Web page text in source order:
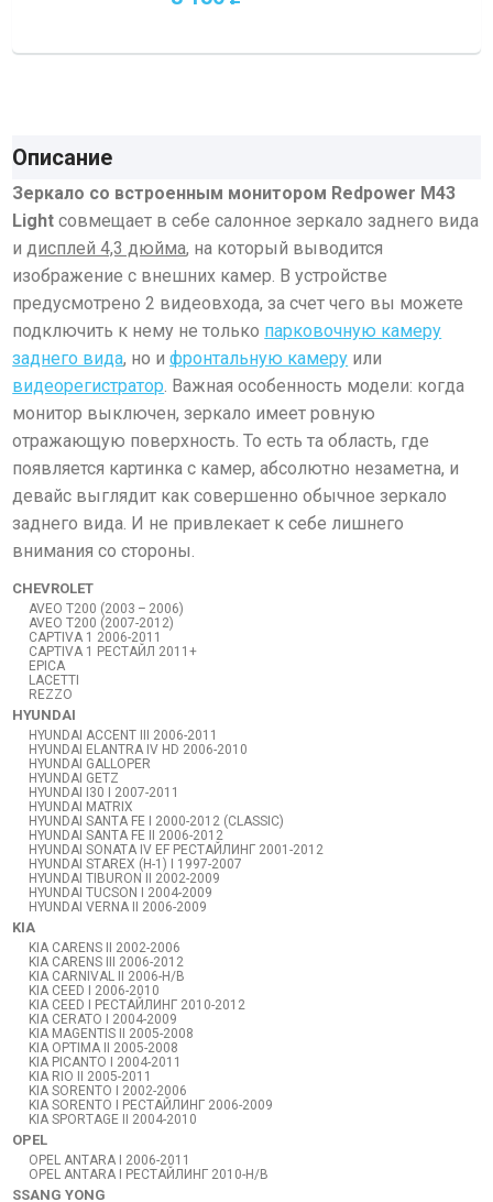
Описание
Зеркало со встроенным монитором Redpower M43
Light совмещает в себе салонное зеркало заднего вида
идисплей 4,3 дюйма, на который выводится
изображение с внешних камер. В устройстве
предусмотрено 2 видеовхода, за счет чего вы можете
подключить к нему не только парковочную камеру
заднего вида, но ифронтальную камеру или
видеорегистратор. Важная особенность модели: когда
монитор выключен, зеркало имеет ровную
отражающую поверхность. То есть та область, где
появляется картинка с камер, абсолютно незаметна, и
девайс выглядит как совершенно обычное зеркало
заднего вида. И не привлекает к себе лишнего
внимания со стороны.
CHEVROLET
AVEO T200 (2003 – 2006)
AVEO T200 (2007-2012)
CAPTIVA 1 2006-2011
CAPTIVA 1 РЕСТАЙЛ 2011+
EPICA
LACETTI
REZZO
HYUNDAI
HYUNDAI ACCENT III 2006-2011
HYUNDAI ELANTRA IV HD 2006-2010
HYUNDAI GALLOPER
HYUNDAI GETZ
HYUNDAI I30 I 2007-2011
HYUNDAI MATRIX
HYUNDAI SANTA FE I 2000-2012 (CLASSIC)
HYUNDAI SANTA FE II 2006-2012
HYUNDAI SONATA IV EF РЕСТАЙЛИНГ 2001-2012
HYUNDAI STAREX (H-1) I 1997-2007
HYUNDAI TIBURON II 2002-2009
HYUNDAI TUCSON I 2004-2009
HYUNDAI VERNA II 2006-2009
KIA
KIA CARENS II 2002-2006
KIA CARENS III 2006-2012
KIA CARNIVAL II 2006-Н/В
KIA CEED I 2006-2010
KIA CEED I РЕСТАЙЛИНГ 2010-2012
KIA CERATO I 2004-2009
KIA MAGENTIS II 2005-2008
KIA OPTIMA II 2005-2008
KIA PICANTO I 2004-2011
KIA RIO II 2005-2011
KIA SORENTO I 2002-2006
KIA SORENTO I РЕСТАЙЛИНГ 2006-2009
KIA SPORTAGE II 2004-2010
OPEL
OPEL ANTARA I 2006-2011
OPEL ANTARA I РЕСТАЙЛИНГ 2010-Н/В
SSANG YONG